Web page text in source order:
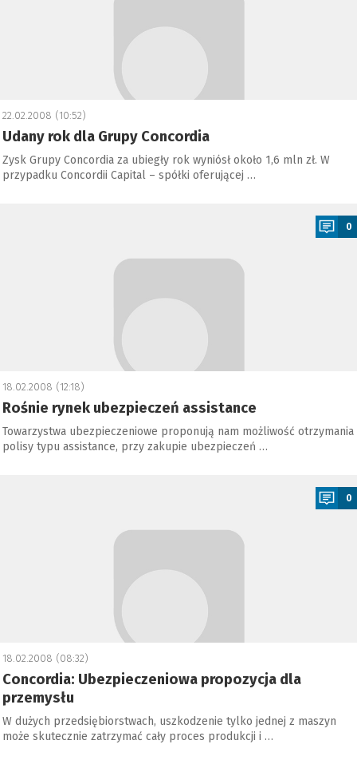
22.02.2008 (10:52)
Udany rok dla Grupy Concordia
Zysk Grupy Concordia za ubiegły rok wyniósł około 1,6 mln zł. W
przypadku Concordii Capital – spółki oferującej …
0
18.02.2008 (12:18)
Rośnie rynek ubezpieczeń assistance
Towarzystwa ubezpieczeniowe proponują nam możliwość otrzymania
polisy typu assistance, przy zakupie ubezpieczeń …
0
18.02.2008 (08:32)
Concordia: Ubezpieczeniowa propozycja dla
przemysłu
W dużych przedsiębiorstwach, uszkodzenie tylko jednej z maszyn
może skutecznie zatrzymać cały proces produkcji i …